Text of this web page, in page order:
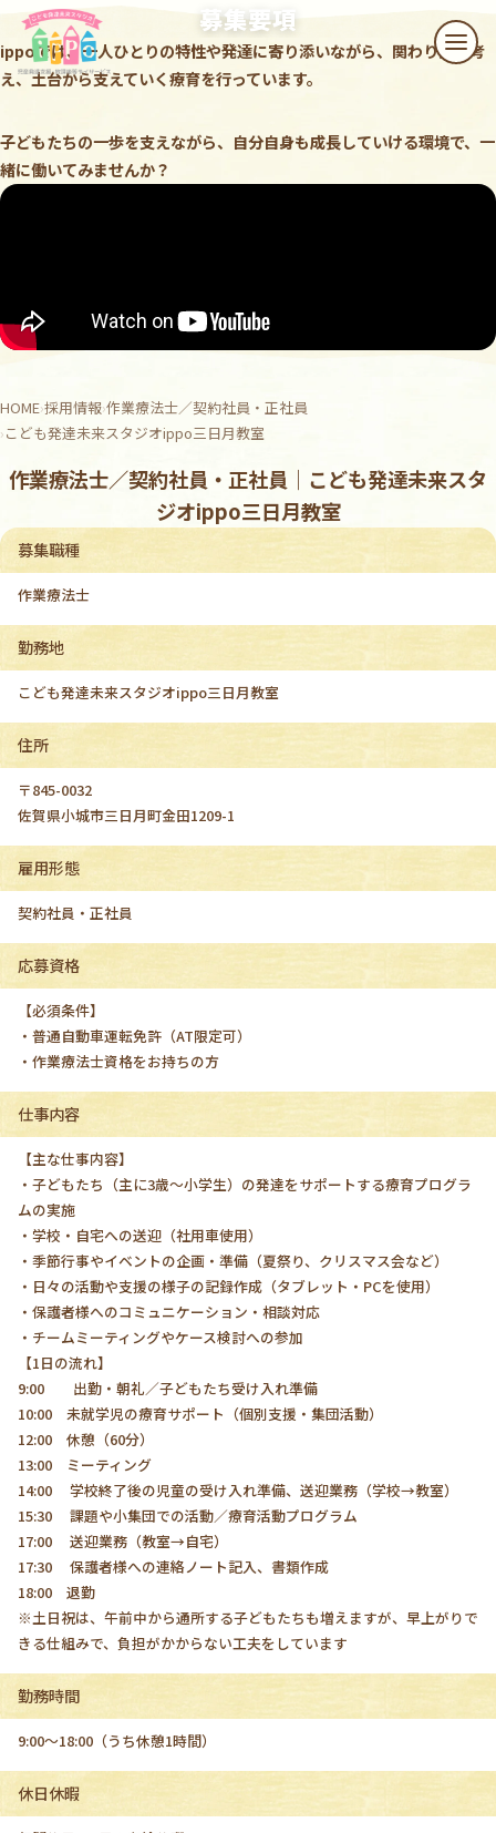
本文へスキップ
メニ
募集要項
ippoでは、一人ひとりの特性や発達に寄り添いながら、 関わり方を考
え、土台から支えていく療育を行っています。
子どもたちの一歩を支えながら、 自分自身も成長していける環境で、 一
緒に働いてみませんか？
HOME 採用情報 作業療法士／契約社員・正社員
こども発達未来スタジオippo三日月教室
作業療法士／契約社員・正社員｜こども発達未来スタ
ジオippo三日月教室
募集職種
作業療法士
勤務地
こども発達未来スタジオippo三日月教室
住所
〒845-0032
佐賀県小城市三日月町金田1209-1
雇用形態
契約社員・正社員
応募資格
【必須条件】
・普通自動車運転免許（AT限定可）
・作業療法士資格をお持ちの方
仕事内容
【主な仕事内容】
・子どもたち（主に3歳〜小学生）の発達をサポートする療育プログラ
ムの実施
・学校・自宅への送迎（社用車使用）
・季節行事やイベントの企画・準備（夏祭り、クリスマス会など）
・日々の活動や支援の様子の記録作成（タブレット・PCを使用）
・保護者様へのコミュニケーション・相談対応
・チームミーティングやケース検討への参加
【1日の流れ】
9:00 出勤・朝礼／子どもたち受け入れ準備
10:00 未就学児の療育サポート（個別支援・集団活動）
12:00 休憩（60分）
13:00 ミーティング
14:00 学校終了後の児童の受け入れ準備、送迎業務（学校→教室）
15:30 課題や小集団での活動／療育活動プログラム
17:00 送迎業務（教室→自宅）
17:30 保護者様への連絡ノート記入、書類作成
18:00 退勤
※土日祝は、午前中から通所する子どもたちも増えますが、早上がりで
きる仕組みで、負担がかからない工夫をしています
勤務時間
9:00～18:00（うち休憩1時間）
休日休暇